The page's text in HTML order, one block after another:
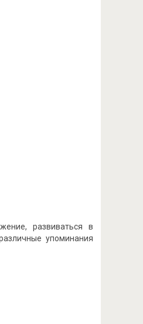
развиваться в
упоминания